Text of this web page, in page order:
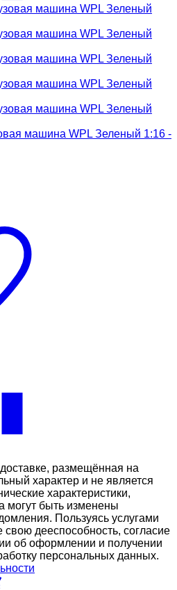
машина WPL Зеленый 1:16 -
размещённая на
характер и не является
характеристики,
могут быть изменены
Пользуясь услугами
дееспособность, согласие
об оформлении и получении
персональных данных.